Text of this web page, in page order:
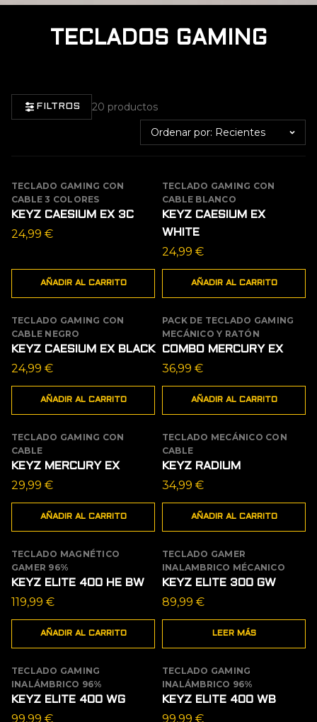
TECLADOS GAMING
FILTROS 20 productos
Ordenar por
NEW
TECLADO GAMING CON
CABLE 3 COLORES
KEYZ CAESIUM EX 3C
24,99 €
AÑADIR AL CARRITO
NEW
TECLADO GAMING CON
CABLE BLANCO
KEYZ CAESIUM EX
WHITE
24,99 €
AÑADIR AL CARRITO
NEW
TECLADO GAMING CON
CABLE NEGRO
KEYZ CAESIUM EX BLACK
24,99 €
AÑADIR AL CARRITO
PACK DE TECLADO GAMING
MECÁNICO Y RATÓN
COMBO MERCURY EX
36,99 €
AÑADIR AL CARRITO
TECLADO GAMING CON
CABLE
KEYZ MERCURY EX
29,99 €
AÑADIR AL CARRITO
TECLADO MECÁNICO CON
CABLE
KEYZ RADIUM
34,99 €
AÑADIR AL CARRITO
TECLADO MAGNÉTICO
GAMER 96%
KEYZ ELITE 400 HE BW
119,99 €
AÑADIR AL CARRITO
AGOTADO
TECLADO GAMER
INALAMBRICO MÉCANICO
KEYZ ELITE 300 GW
89,99 €
LEER MÁS
TECLADO GAMING
INALÁMBRICO 96%
KEYZ ELITE 400 WG
99,99 €
AGOTADO
TECLADO GAMING
INALÁMBRICO 96%
KEYZ ELITE 400 WB
99,99 €